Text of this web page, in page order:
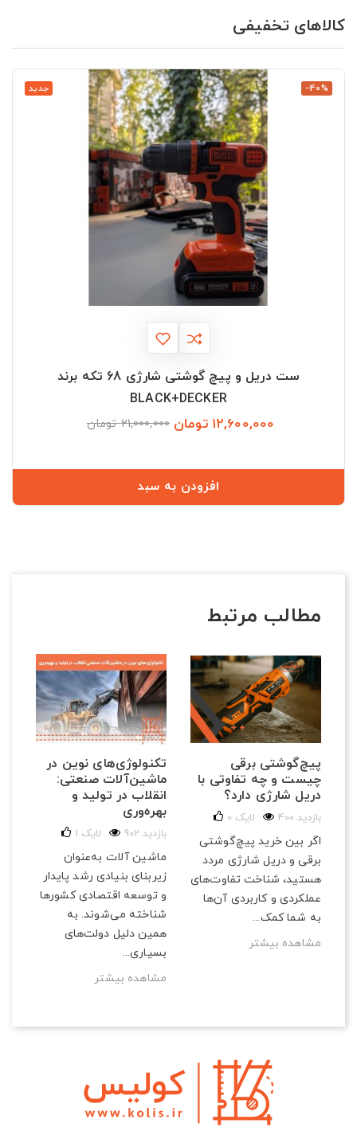
کالاهای تخفیفی
جدید ‎−40%
ست دریل و پیچ گوشتی شارژی 68 تکه برند
BLACK+DECKER
12,600,000 تومان 21,000,000 تومان
افزودن به سبد
مطالب مرتبط
تکنولوژی‌های نوین در
ماشین‌آلات صنعتی:
انقلاب در تولید و
بهره‌وری
902 بازدید 1 لایک
ماشین آلات به‌عنوان
زیربنای بنیادی رشد پایدار
و توسعه اقتصادی کشورها
شناخته می‌شوند. به
همین دلیل دولت‌های
بسیاری...
مشاهده بیشتر
پیچ‌گوشتی برقی
چیست و چه تفاوتی با
دریل شارژی دارد؟
400 بازدید 0 لایک
اگر بین خرید پیچ‌گوشتی
برقی و دریل شارژی مردد
هستید، شناخت تفاوت‌های
عملکردی و کاربردی آن‌ها
به شما کمک...
مشاهده بیشتر